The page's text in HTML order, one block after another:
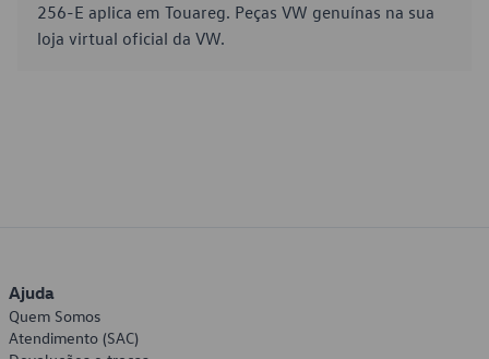
256-E aplica em Touareg. Peças VW genuínas na sua
loja virtual oficial da VW.
Ajuda
Quem Somos
Atendimento (SAC)